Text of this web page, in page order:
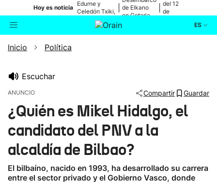
Hoy es noticia
Edurne y
Celedón Txiki,
en directo
de Elkano
en Getaria
del 12
de
ES
Buscador
Ikusmiran
Eguraldia
Inicio Política
Escuchar
ANUNCIO Compartir Guardar
¿Quién es Mikel Hidalgo, el
candidato del PNV a la
alcaldía de Bilbao?
El bilbaíno, nacido en 1993, ha desarrollado su carrera
entre el sector privado y el Gobierno Vasco, donde